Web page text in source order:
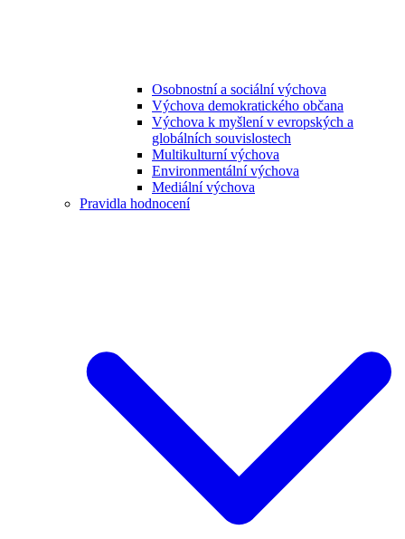
Osobnostní a sociální výchova
Výchova demokratického občana
Výchova k myšlení v evropských a
globálních souvislostech
Multikulturní výchova
Environmentální výchova
Mediální výchova
Pravidla hodnocení